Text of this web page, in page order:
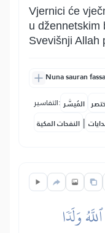
Vjernici će
u džennetskim
Svevišnji Allah
Nuna sauran
التفاسير: المُيسَّر
النفحات المكية |
وَلَدٗا